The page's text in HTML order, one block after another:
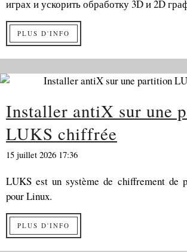
играх и ускорить обработку 3D и 2D
PLUS D'INFO
Installer antiX sur une
LUKS chiffrée
15 juillet 2026 17:36
LUKS est un système de chiffrement de
pour Linux.
PLUS D'INFO